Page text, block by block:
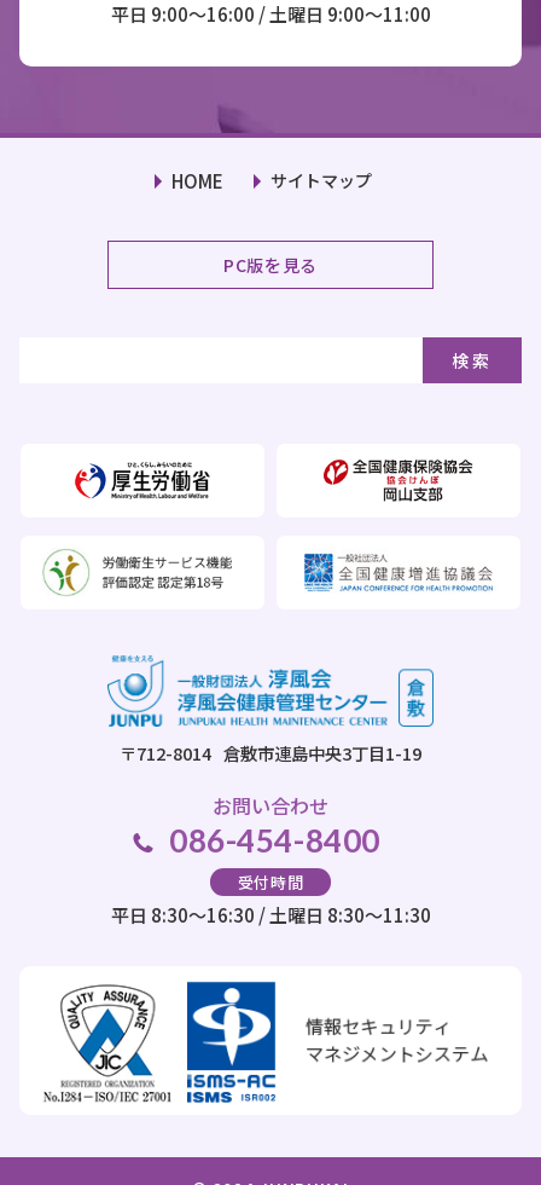
平日 9:00～16:00 / 土曜日 9:00～11:00
HOME サイトマップ
PC版を見る
〒712-8014 倉敷市連島中央3丁目1-19
お問い合わせ
086-454-8400
受付時間
平日 8:30～16:30 / 土曜日 8:30～11:30